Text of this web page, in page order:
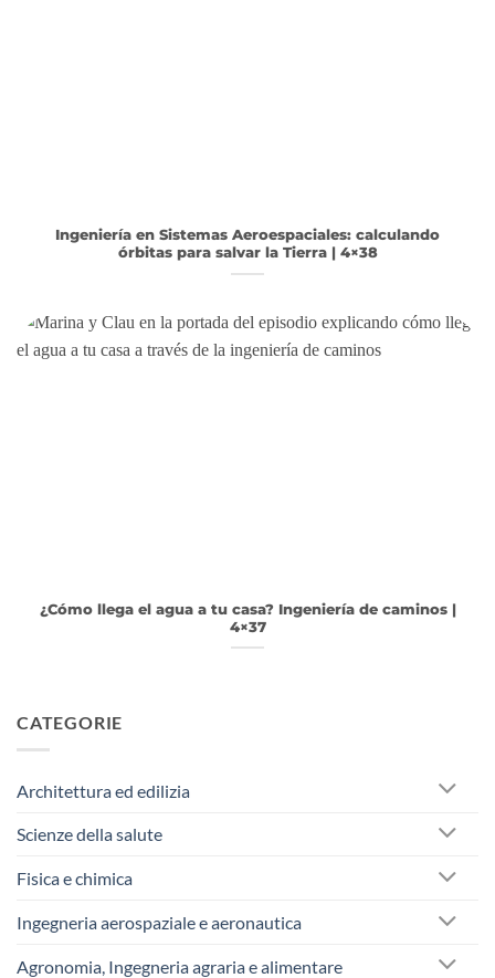
Ingeniería en Sistemas Aeroespaciales: calculando
órbitas para salvar la Tierra | 4×38
¿Cómo llega el agua a tu casa? Ingeniería de caminos |
4×37
CATEGORIE
Architettura ed edilizia
Scienze della salute
Fisica e chimica
Ingegneria aerospaziale e aeronautica
Agronomia, Ingegneria agraria e alimentare